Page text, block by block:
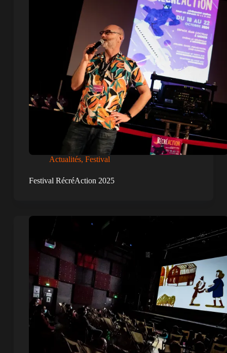
Actualités, Festival
Festival RécréAction 2025